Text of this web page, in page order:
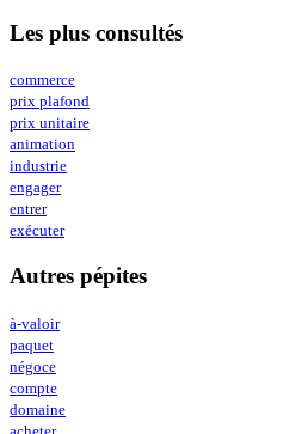
Les plus consultés
commerce
prix plafond
prix unitaire
animation
industrie
engager
entrer
exécuter
Autres pépites
à-valoir
paquet
négoce
compte
domaine